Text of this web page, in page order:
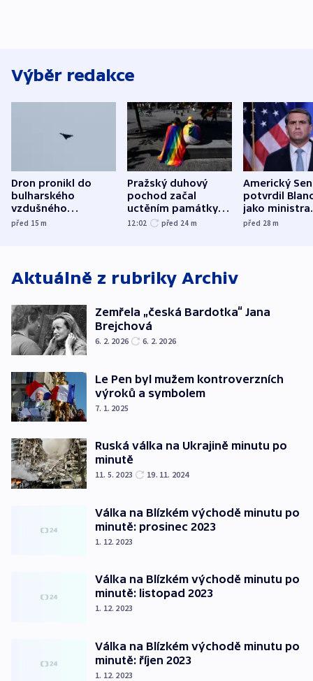
Výběr redakce
Dron pronikl do
bulharského
vzdušného
prostoru,
před 15m
Pražský duhový
pochod začal
uctěním památky
obětí berlínského
12:02 před 24 m
Americký
potvrdil
jako ministra
před 28m
Aktuálně z rubriky Archiv
Zemřela „česká Bardotka“ Jana
Brejchová
6. 2. 2026 6. 2. 2026
Le Pen byl mužem kontroverzních
výroků a symbolem
7. 1. 2025
Ruská válka na Ukrajině minutu po
minutě
11. 5. 2023 19. 11. 2024
Válka na Blízkém východě minutu po
minutě: prosinec 2023
1. 12. 2023
Válka na Blízkém východě minutu po
minutě: listopad 2023
1. 12. 2023
Válka na Blízkém východě minutu po
minutě: říjen 2023
1. 12. 2023